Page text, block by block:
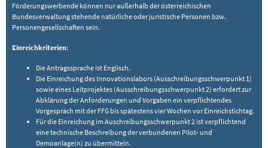
Förderungswerbende können nur außerhalb der österreichischen
Bundesverwaltung stehende natürliche oder juristische Personen bzw.
Personengesellschaften sein.
Einreichkriterien:
Die Antragssprache ist Englisch.
Die Einreichung des Innovationslabors (Ausschreibungsschwerpunkt 1)
sowie eines Leitprojektes (Ausschreibungsschwerpunkt 2) erfordert zur
Abklärung der Anforderungen und Vorgaben ein verpflichtendes
Vorgespräch mit der FFG bis spätestens vier Wochen vor Einreichstichtag.
Für die Einreichung im Auschreibungsschwerpunkt 2 ist verpflichtend
eine technische Beschreibung der verbundenen Pilot- und
Demoanlage(n) zu übermitteln.